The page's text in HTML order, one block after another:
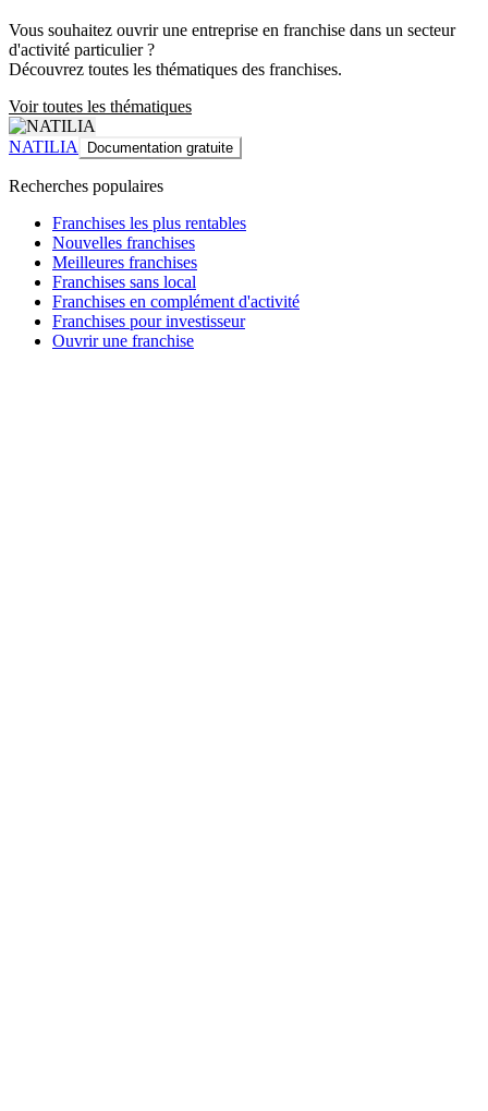
Vous souhaitez ouvrir une entreprise en franchise dans un secteur
d'activité particulier ?
Découvrez toutes les thématiques des franchises.
Voir toutes les thématiques
NATILIA Documentation gratuite
Recherches populaires
Franchises les plus rentables
Nouvelles franchises
Meilleures franchises
Franchises sans local
Franchises en complément d'activité
Franchises pour investisseur
Ouvrir une franchise